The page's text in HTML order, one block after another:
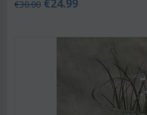
€30.00 €24.99